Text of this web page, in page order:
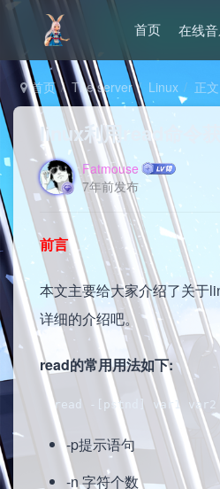
首页 在线
首页 The server Linux 正文
linux利用read命令
Fatmouse
7年前发布
前言
本文主要给大家介绍了关于
详细的介绍吧。
read的常用用法如下:
read -[pstnd] var1 var2
-p提示语句
-n 字符个数